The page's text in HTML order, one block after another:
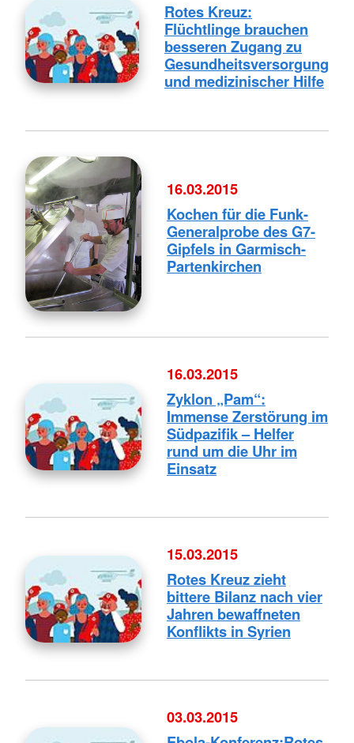
Rotes Kreuz:
Flüchtlinge brauchen
besseren Zugang zu
Gesundheitsversorgung
und medizinischer Hilfe
16.03.2015
Kochen für die Funk-
Generalprobe des G7-
Gipfels in Garmisch-
Partenkirchen
16.03.2015
Zyklon „Pam“:
Immense Zerstörung im
Südpazifik – Helfer
rund um die Uhr im
Einsatz
15.03.2015
Rotes Kreuz zieht
bittere Bilanz nach vier
Jahren bewaffneten
Konflikts in Syrien
03.03.2015